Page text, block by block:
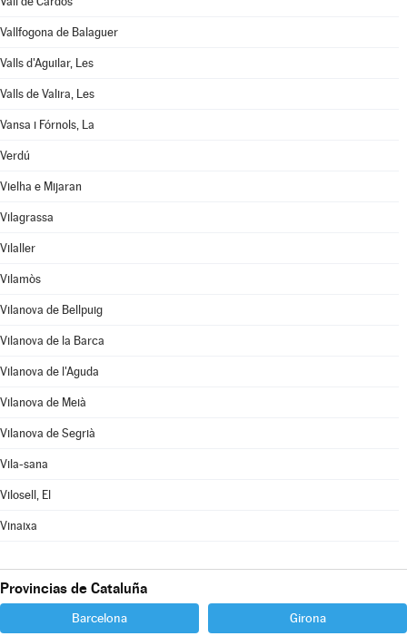
Vallfogona de Balaguer
Valls d'Aguilar, Les
Valls de Valira, Les
Vansa i Fórnols, La
Verdú
Vielha e Mijaran
Vilagrassa
Vilaller
Vilamòs
Vilanova de Bellpuig
Vilanova de la Barca
Vilanova de l'Aguda
Vilanova de Meià
Vilanova de Segrià
Vila-sana
Vilosell, El
Vinaixa
Provincias de Cataluña
Barcelona Girona